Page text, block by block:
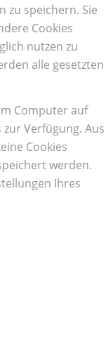
zu speichern. Sie
Cookies
nutzen zu
alle gesetzten
Computer auf
Verfügung. Aus
Cookies
werden.
Ihres